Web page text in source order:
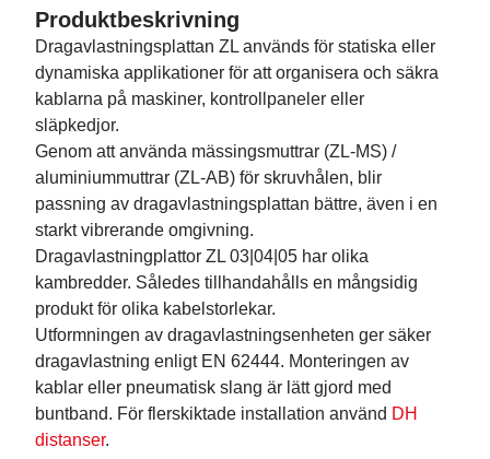
Produktbeskrivning
Dragavlastningsplattan ZL används för statiska eller
dynamiska applikationer för att organisera och säkra
kablarna på maskiner, kontrollpaneler eller
släpkedjor.
Genom att använda mässingsmuttrar (ZL-MS) /
aluminiummuttrar (ZL-AB) för skruvhålen, blir
passning av dragavlastningsplattan bättre, även i en
starkt vibrerande omgivning.
Dragavlastningplattor ZL 03|04|05 har olika
kambredder. Således tillhandahålls en mångsidig
produkt för olika kabelstorlekar.
Utformningen av dragavlastningsenheten ger säker
dragavlastning enligt EN 62444. Monteringen av
kablar eller pneumatisk slang är lätt gjord med
buntband. För flerskiktade installation använd DH
distanser.